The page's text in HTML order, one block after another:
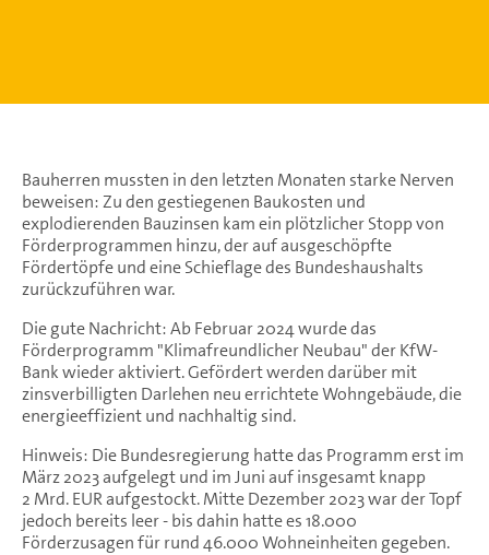
Bauherren mussten in den letzten Monaten starke Nerven
beweisen: Zu den gestiegenen Baukosten und
explodierenden Bauzinsen kam ein plötzlicher Stopp von
Förderprogrammen hinzu, der auf ausgeschöpfte
Fördertöpfe und eine Schieflage des Bundeshaushalts
zurückzuführen war.
Die gute Nachricht: Ab Februar 2024 wurde das
Förderprogramm "Klimafreundlicher Neubau" der KfW-
Bank wieder aktiviert. Gefördert werden darüber mit
zinsverbilligten Darlehen neu errichtete Wohngebäude, die
energieeffizient und nachhaltig sind.
Hinweis: Die Bundesregierung hatte das Programm erst im
März 2023 aufgelegt und im Juni auf insgesamt knapp
2 Mrd. EUR aufgestockt. Mitte Dezember 2023 war der Topf
jedoch bereits leer - bis dahin hatte es 18.000
Förderzusagen für rund 46.000 Wohneinheiten gegeben.